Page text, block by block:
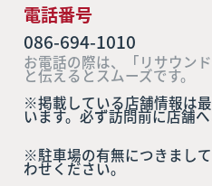
電話番号
086-694-1010
お電話の際は、「リサウン
と伝えるとスムーズです。
※掲載している店舗情報は
います。必ず訪問前に店舗
※駐車場の有無につきまし
わせください。